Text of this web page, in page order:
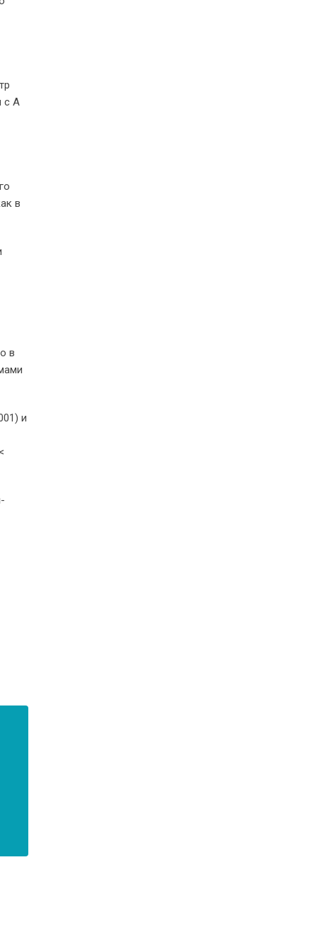
с А
в
в
и